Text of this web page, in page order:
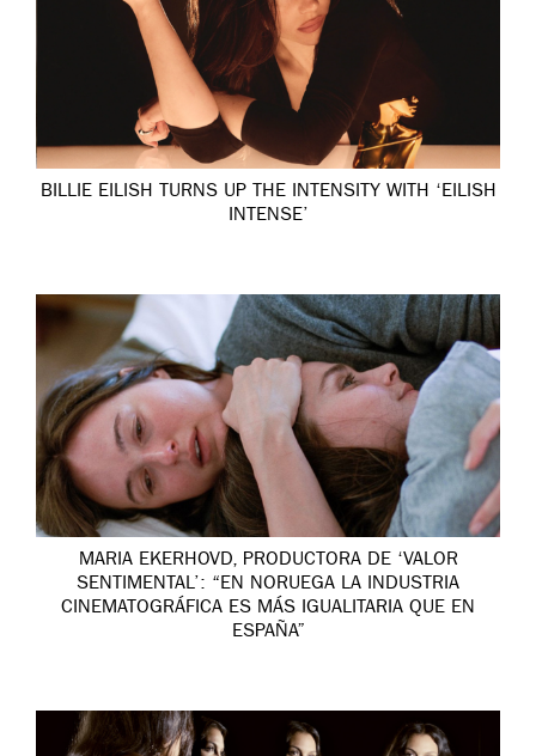
BILLIE EILISH TURNS UP THE INTENSITY WITH ‘EILISH
INTENSE’
MARIA EKERHOVD, PRODUCTORA DE ‘VALOR
SENTIMENTAL’: “EN NORUEGA LA INDUSTRIA
CINEMATOGRÁFICA ES MÁS IGUALITARIA QUE EN
ESPAÑA”